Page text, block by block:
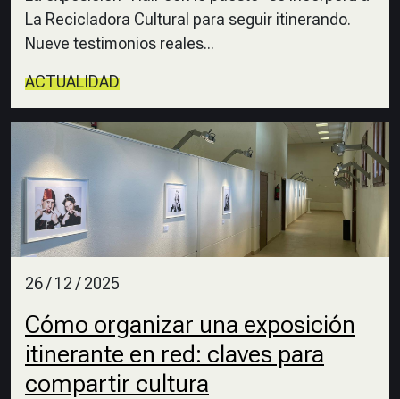
La Recicladora Cultural para seguir itinerando.
Nueve testimonios reales...
ACTUALIDAD
26 / 12 / 2025
Cómo organizar una exposición
itinerante en red: claves para
compartir cultura